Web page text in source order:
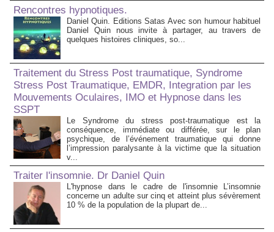
Rencontres hypnotiques.
Daniel Quin. Editions Satas Avec son humour habituel
Daniel Quin nous invite à partager, au travers de
quelques histoires cliniques, so...
Traitement du Stress Post traumatique, Syndrome
Stress Post Traumatique, EMDR, Integration par les
Mouvements Oculaires, IMO et Hypnose dans les
SSPT
Le Syndrome du stress post-traumatique est la
conséquence, immédiate ou différée, sur le plan
psychique, de l’événement traumatique qui donne
l’impression paralysante à la victime que la situation
v...
Traiter l'insomnie. Dr Daniel Quin
L'hypnose dans le cadre de l'insomnie L’insomnie
concerne un adulte sur cinq et atteint plus sévèrement
10 % de la population de la plupart de...